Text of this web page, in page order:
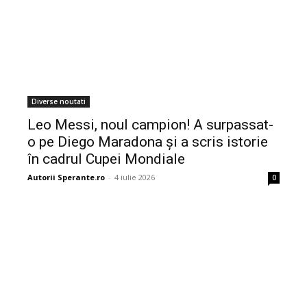
Diverse noutati
Leo Messi, noul campion! A surpassat-
o pe Diego Maradona și a scris istorie
în cadrul Cupei Mondiale
Autorii Sperante.ro - 4 iulie 2026 0